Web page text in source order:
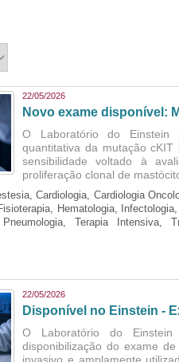
22/05/2026
Novo exame disponível:
O Laboratório do
quantitativa da mutação
sensibilidade voltado à
proliferação clonal de
Cardiologia, Cardiologia
Hematologia,
Terapia Intensiva,
22/05/2026
Disponível no Einstein -
O Laboratório do
disponibilização do exame